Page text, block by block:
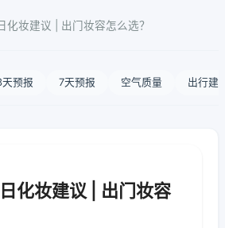
化妆建议 | 出门妆容怎么选？
天预报 7天预报 空气质量 出行建
化妆建议 | 出门妆容